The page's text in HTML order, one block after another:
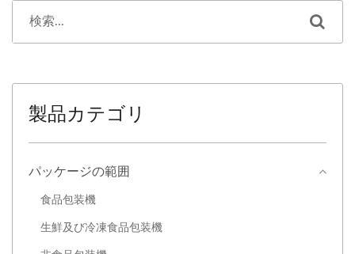
製品カテゴリ
パッケージの範囲
食品包装機
生鮮及び冷凍食品包装機